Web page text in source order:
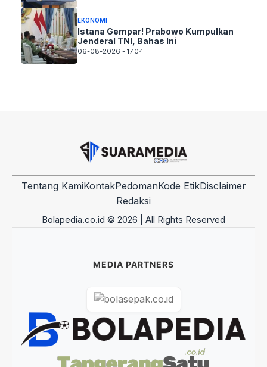
EKONOMI
Istana Gempar! Prabowo Kumpulkan
Jenderal TNI, Bahas Ini
06-08-2026 - 17.04
Tentang KamiKontakPedomanKode EtikDisclaimer
Redaksi
Bolapedia.co.id © 2026 | All Rights Reserved
MEDIA PARTNERS